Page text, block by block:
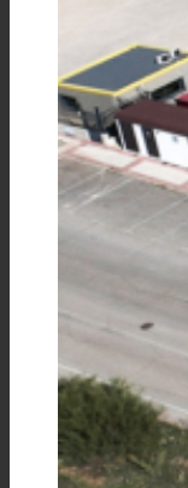
客户关怀
特性
客户支持
证书